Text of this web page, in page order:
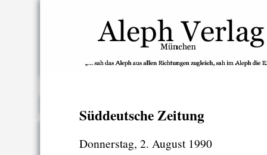
Süddeutsche Zeitung
Donnerstag, 2. August 1990